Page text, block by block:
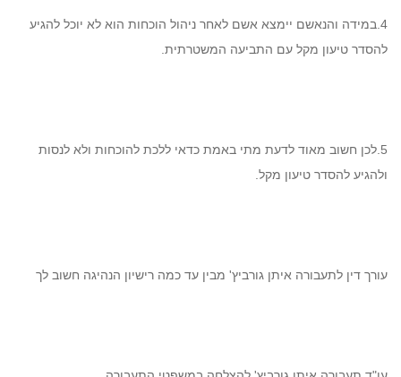
4.במידה והנאשם יימצא אשם לאחר ניהול הוכחות הוא לא יוכל להגיע
להסדר טיעון מקל עם התביעה המשטרתית.
5.לכן חשוב מאוד לדעת מתי באמת כדאי ללכת להוכחות ולא לנסות
ולהגיע להסדר טיעון מקל.
עורך דין לתעבורה איתן גורביץ' מבין עד כמה רישיון הנהיגה חשוב לך